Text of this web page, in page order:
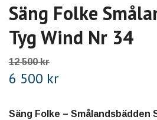
Säng Folke
Tyg Wind Nr 34
12 500 kr
6 500 kr
Säng Folke – Smålandsbädden